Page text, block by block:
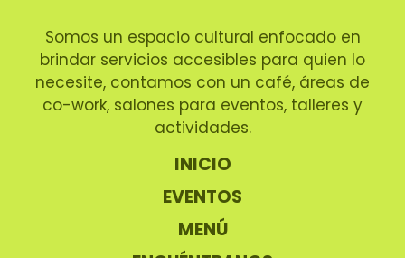
Somos un espacio cultural enfocado en
brindar servicios accesibles para quien lo
necesite, contamos con un café, áreas de
co-work, salones para eventos, talleres y
actividades.
INICIO
EVENTOS
MENÚ